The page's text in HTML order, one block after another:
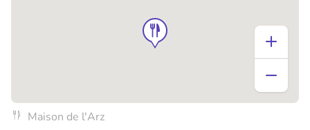
Maison de l'Arz